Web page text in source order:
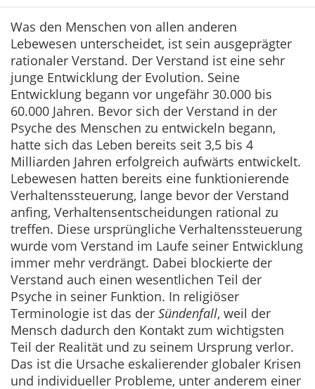
Was den Menschen von allen anderen
Lebewesen unterscheidet, ist sein ausgeprägter
rationaler Verstand. Der Verstand ist eine sehr
junge Entwicklung der Evolution. Seine
Entwicklung begann vor ungefähr 30.000 bis
60.000 Jahren. Bevor sich der Verstand in der
Psyche des Menschen zu entwickeln begann,
hatte sich das Leben bereits seit 3,5 bis 4
Milliarden Jahren erfolgreich aufwärts entwickelt.
Lebewesen hatten bereits eine funktionierende
Verhaltenssteuerung, lange bevor der Verstand
anfing, Verhaltensentscheidungen rational zu
treffen. Diese ursprüngliche Verhaltenssteuerung
wurde vom Verstand im Laufe seiner Entwicklung
immer mehr verdrängt. Dabei blockierte der
Verstand auch einen wesentlichen Teil der
Psyche in seiner Funktion. In religiöser
Terminologie ist das der Sündenfall, weil der
Mensch dadurch den Kontakt zum wichtigsten
Teil der Realität und zu seinem Ursprung verlor.
Das ist die Ursache eskalierender globaler Krisen
und individueller Probleme, unter anderem einer